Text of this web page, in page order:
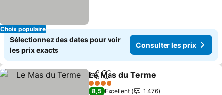
Choix populaire
Sélectionnez des dates pour voir
les prix exacts
Consulter les prix
PartagerAjouter à mes favoris
Le Mas du Terme
4 Étoiles
8,5 Excellent
1 476